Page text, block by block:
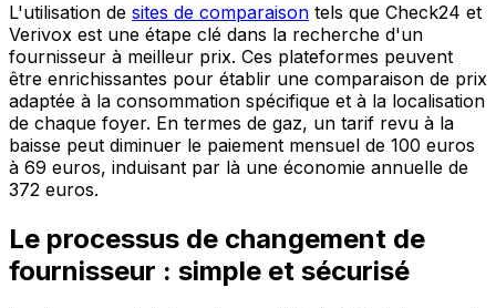
L'utilisation de sites de comparaison tels que Check24 et
Verivox est une étape clé dans la recherche d'un
fournisseur à meilleur prix. Ces plateformes peuvent
être enrichissantes pour établir une comparaison de prix
adaptée à la consommation spécifique et à la localisation
de chaque foyer. En termes de gaz, un tarif revu à la
baisse peut diminuer le paiement mensuel de 100 euros
à 69 euros, induisant par là une économie annuelle de
372 euros.
Le processus de changement de
fournisseur : simple et sécurisé